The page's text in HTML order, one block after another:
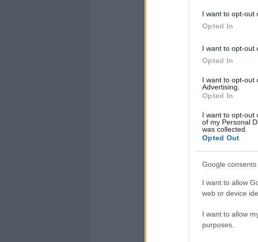
I want to opt-out
Opted In
I want to opt-out
Opted In
I want to opt-out
Advertising.
Opted In
I want to opt-out
of my Personal
was collected.
Opted Out
Google consents
I want to allow
web or device
I want to allow
purposes.